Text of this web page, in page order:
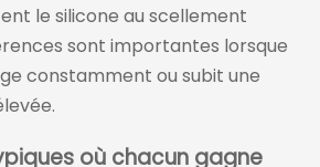
le silicone au scellement
sont importantes lorsque
constamment ou subit une
où chacun gagne